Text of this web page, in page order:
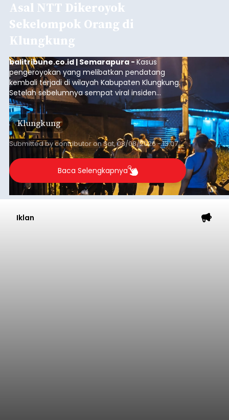
Asal NTT Dikeroyok
Sekelompok Orang di
Klungkung
balitribune.co.id | Semarapura -Kasus
pengeroyokan yang melibatkan pendatang
kembali terjadi di wilayah Kabupaten Klungkung.
Setelah sebelumnya sempat viral insiden
keributan di barat Pasar Galiran, peristiwa serupa
kini menimpa seorang pemuda asal Kabupaten
Sumba Barat Daya (SBD), Nusa Tenggara Timur
(NTT).
Klungkung
Submitted bycontributoronSat, 08/08/2026 - 13:07
Baca Selengkapnya
Iklan